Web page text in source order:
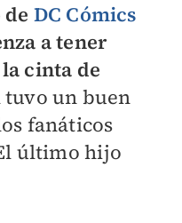
DC Cómics
a tener
cinta de
tuvo un buen
fanáticos
último hijo